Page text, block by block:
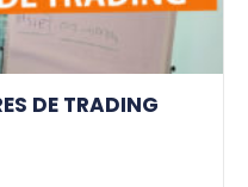
DE TRADING